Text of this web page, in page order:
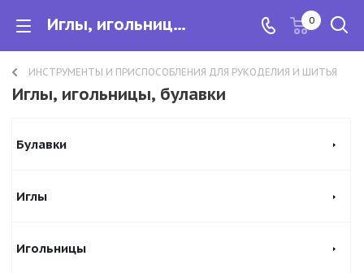
Иглы, игольницы, булавки 0
ИНСТРУМЕНТЫ И ПРИСПОСОБЛЕНИЯ ДЛЯ РУКОДЕЛИЯ И ШИТЬЯ
Иглы, игольницы, булавки
Булавки
Иглы
Игольницы